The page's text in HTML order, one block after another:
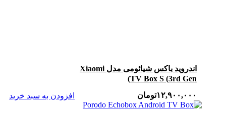
اندروید باکس شیائومی مدل Xiaomi
TV Box S (3rd Gen)
افزودن به سبد خرید
۱۲,۹۰۰,۰۰۰تومان